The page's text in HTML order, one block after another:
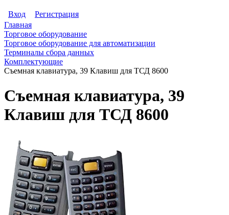
Вход
Регистрация
Главная
Торговое оборудование
Торговое оборудование для автоматизации
Терминалы сбора данных
Комплектующие
Съемная клавиатура, 39 Клавиш для ТСД 8600
Съемная клавиатура, 39
Клавиш для ТСД 8600